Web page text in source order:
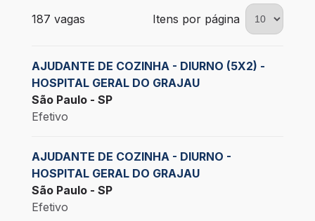
187 vagas encontradas para 0 filtros aplicados
187 vagas Itens por página
AJUDANTE DE COZINHA - DIURNO (5X2) -
HOSPITAL GERAL DO GRAJAU
São Paulo - SP
Efetivo
AJUDANTE DE COZINHA - DIURNO -
HOSPITAL GERAL DO GRAJAU
São Paulo - SP
Efetivo